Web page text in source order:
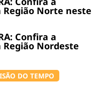
Norte neste
Confira a
Nordeste
DO TEMPO